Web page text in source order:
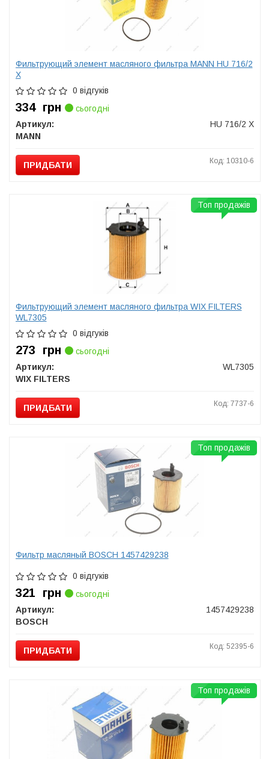
Фильтрующий элемент масляного фильтра MANN HU 716/2
X
0 відгуків
334 грн
сьогодні
Артикул:
HU 716/2 X
MANN
ПРИДБАТИ Код: 10310-6
Фильтрующий элемент масляного фильтра WIX FILTERS
WL7305
0 відгуків
273 грн
сьогодні
Артикул:
WL7305
WIX FILTERS
ПРИДБАТИ Код: 7737-6
Топ продажів
Фильтр масляный BOSCH 1457429238
0 відгуків
321 грн
сьогодні
Артикул:
1457429238
BOSCH
ПРИДБАТИ Код: 52395-6
Топ продажів
Топ продажів